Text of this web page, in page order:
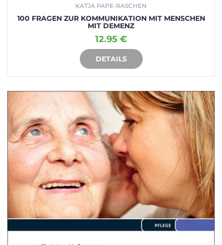
KATJA PAPE-RASCHEN
100 FRAGEN ZUR KOMMUNIKATION MIT MENSCHEN
MIT DEMENZ
12.95 €
DETAILS
IN DEN WARENKORB